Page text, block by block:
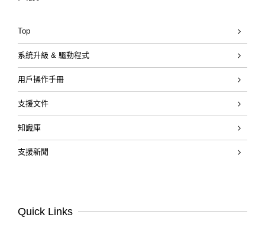
Top
系統升級 & 驅動程式
用戶操作手冊
支援文件
知識庫
支援新聞
Quick Links